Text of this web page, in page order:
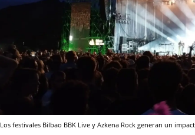
Los festivales Bilbao BBK Live y Azkena Rock generan un